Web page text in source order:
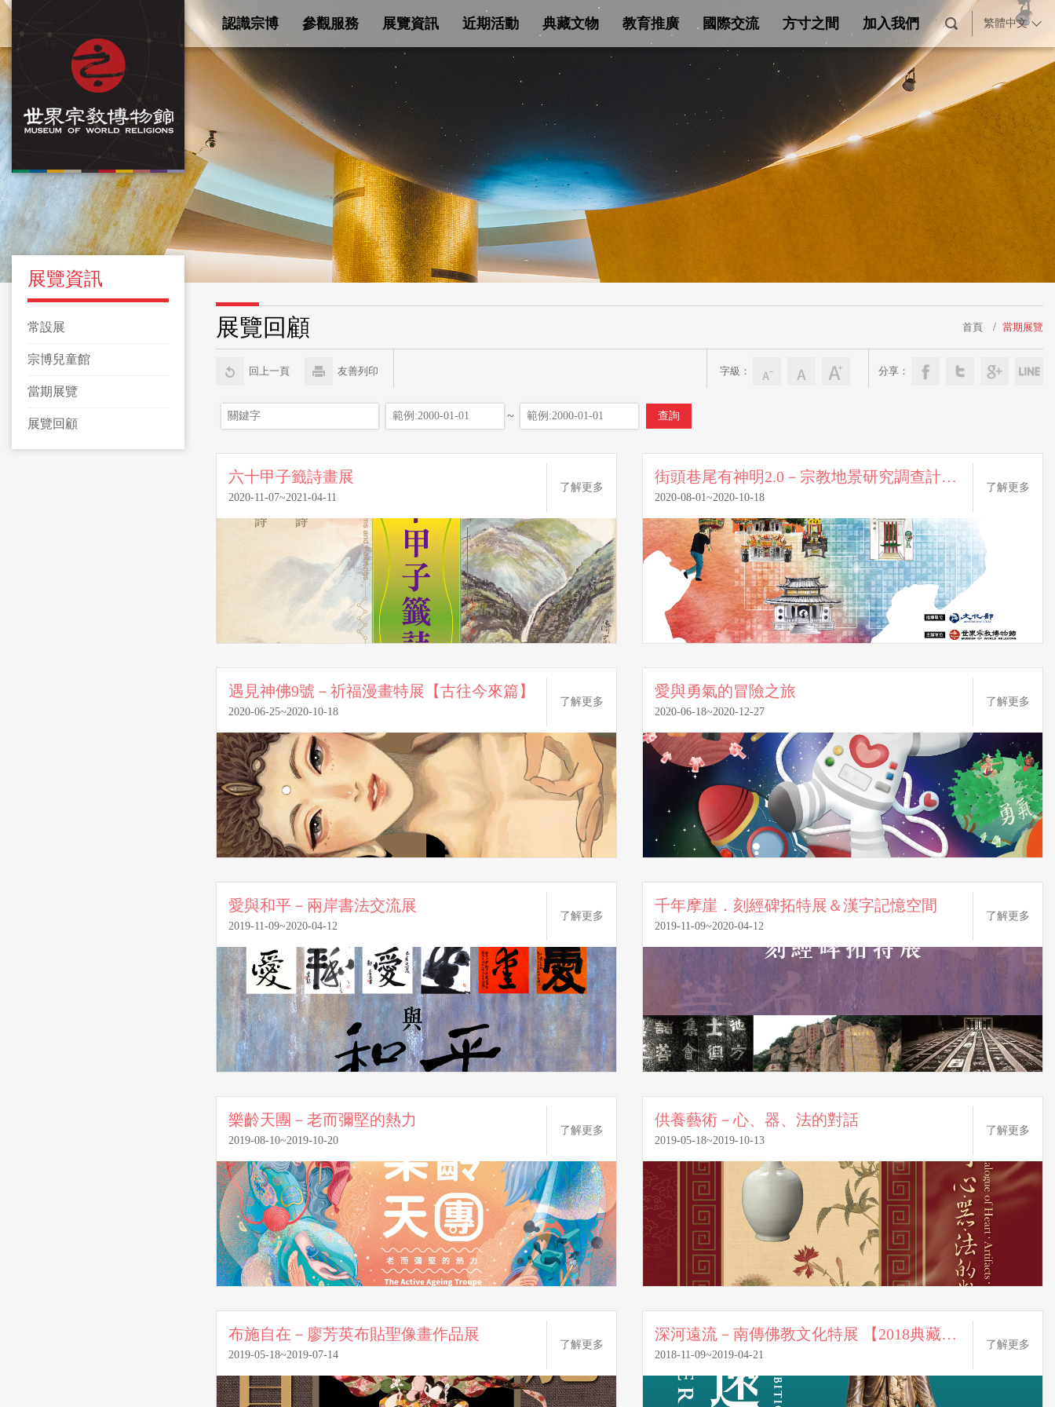
認識宗博 參觀服務 展覽資訊 近期活動 典藏文物 教育推廣 國際交流 方寸之間 加入我們 繁體中文
展覽資訊
常設展
宗博兒童館
當期展覽
展覽回顧
展覽回顧 首頁 當期展覽
回上一頁 友善列印 字級： 分享：
~
六十甲子籤詩畫展
2020-11-07~2021-04-11
了解更多
街頭巷尾有神明2.0－宗教地景研究調查計畫成果展
2020-08-01~2020-10-18
了解更多
遇見神佛9號－祈福漫畫特展【古往今來篇】
2020-06-25~2020-10-18
了解更多
愛與勇氣的冒險之旅
2020-06-18~2020-12-27
了解更多
愛與和平－兩岸書法交流展
2019-11-09~2020-04-12
了解更多
千年摩崖．刻經碑拓特展＆漢字記憶空間
2019-11-09~2020-04-12
了解更多
樂齡天團－老而彌堅的熱力
2019-08-10~2019-10-20
了解更多
供養藝術－心、器、法的對話
2019-05-18~2019-10-13
了解更多
布施自在－廖芳英布貼聖像畫作品展
2019-05-18~2019-07-14
了解更多
深河遠流－南傳佛教文化特展 【2018典藏特展】
2018-11-09~2019-04-21
了解更多